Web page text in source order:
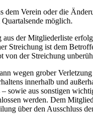
dem Verein oder die
möglich.
aus der Mitgliederliste
Streichung ist dem
von der Streichung
wegen grober Verletzung
innerhalb und
– sowie aus sonstigen
werden. Dem
über den Ausschluss